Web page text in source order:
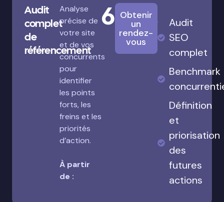
Audit
complet
de
référencement
Analyse
précise de
votre site
et de vos
concurrents
pour
identifier
les points
forts, les
freins et les
priorités
d’action.
À partir
de :
680€
Obtenir
un
rendez-
vous
Audit
SEO
complet
Benchmark
Définition
et
priorisation
des
futures
actions